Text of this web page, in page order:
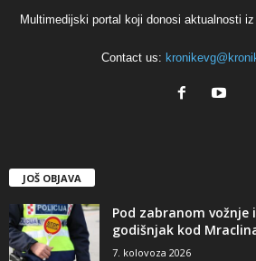
Multimedijski portal koji donosi aktualnosti
Contact us:
JOŠ OBJAVA
Pod zabranom vožnje
godišnjak kod
7. kolovoza 2026